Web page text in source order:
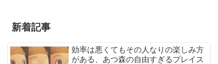
新着記事
効率は悪くてもその人なりの楽しみ方
がある、あつ森の自由すぎるプレイス